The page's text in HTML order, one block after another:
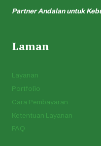
Partner Andalan untuk
Laman
Layanan
Portfolio
Cara Pembayaran
Ketentuan Layanan
FAQ